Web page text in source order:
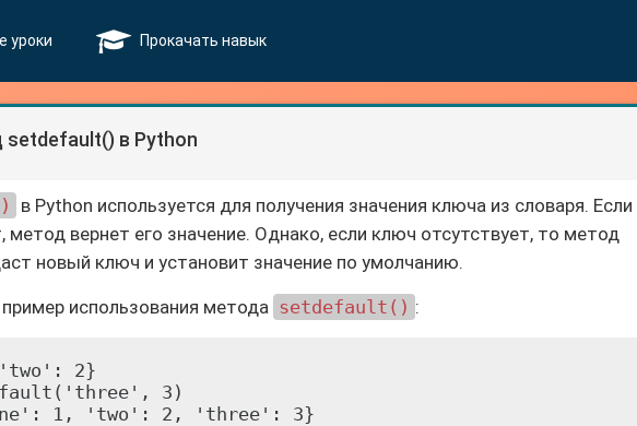
уроки Прокачать навык
в Python
в Python используется для получения значения ключа из словаря. Если
вернет его значение. Однако, если ключ отсутствует, то метод
новый ключ и установит значение по умолчанию.
использования метода setdefault() :
2}
3)
1, 'two': 2, 'three': 3}